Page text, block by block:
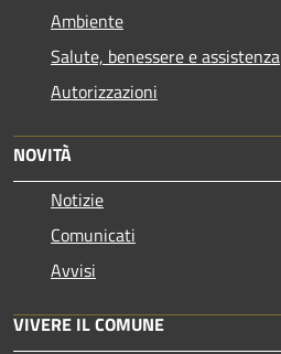
Ambiente
Salute, benessere e assistenza
Autorizzazioni
NOVITÀ
Notizie
Comunicati
Avvisi
VIVERE IL COMUNE